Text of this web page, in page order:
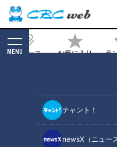
ニュース お気に入り ラ
MENU
チャント！
newsX（ニュー
卵”を使った絶品
銀杏会席も！愛
ポットをご紹介